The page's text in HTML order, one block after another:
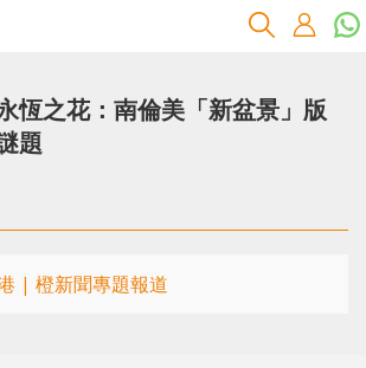
恆之花：南倫美「新盆景」版
題
| 橙新聞專題報道